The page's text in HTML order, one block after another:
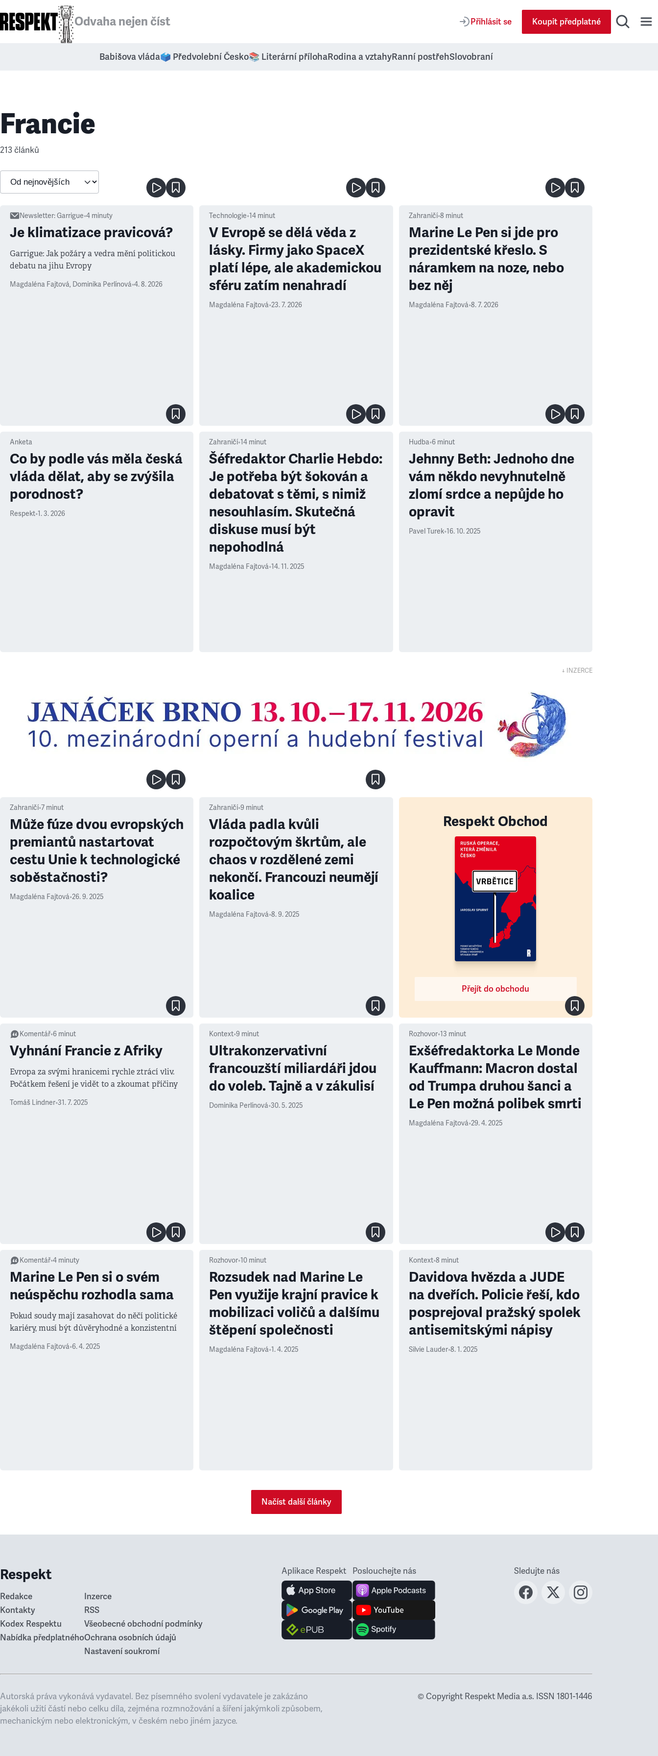
Odvaha nejen číst Přihlásit se Koupit předplatné
Babišova vláda🗳️ Předvolební Česko📚 Literární přílohaRodina a vztahyRanní postřehSlovobraní
Francie
213 článků
Newsletter:Garrigue•4 minuty
Je klimatizace pravicová?
Garrigue: Jak požáry a vedra mění politickou
debatu na jihu Evropy
Magdaléna Fajtová, Dominika Perlínová•4. 8. 2026
Technologie•14 minut
V Evropě se dělá věda z
lásky. Firmy jako SpaceX
platí lépe, ale akademickou
sféru zatím nenahradí
Magdaléna Fajtová•23. 7. 2026
Zahraničí•8 minut
Marine Le Pen si jde pro
prezidentské křeslo. S
náramkem na noze, nebo
bez něj
Magdaléna Fajtová•8. 7. 2026
Anketa
Co by podle vás měla česká
vláda dělat, aby se zvýšila
porodnost?
Respekt•1. 3. 2026
Zahraničí•14 minut
Šéfredaktor Charlie Hebdo:
Je potřeba být šokován a
debatovat s těmi, s nimiž
nesouhlasím. Skutečná
diskuse musí být
nepohodlná
Magdaléna Fajtová•14. 11. 2025
Hudba•6 minut
Jehnny Beth: Jednoho dne
vám někdo nevyhnutelně
zlomí srdce a nepůjde ho
opravit
Pavel Turek•16. 10. 2025
↓ INZERCE
Zahraničí•7 minut
Může fúze dvou evropských
premiantů nastartovat
cestu Unie k technologické
soběstačnosti?
Magdaléna Fajtová•26. 9. 2025
Zahraničí•9 minut
Vláda padla kvůli
rozpočtovým škrtům, ale
chaos v rozdělené zemi
nekončí. Francouzi neumějí
koalice
Magdaléna Fajtová•8. 9. 2025
Respekt Obchod
Přejít do obchodu
Komentář•6 minut
Vyhnání Francie z Afriky
Evropa za svými hranicemi rychle ztrácí vliv.
Počátkem řešení je vidět to a zkoumat příčiny
Tomáš Lindner•31. 7. 2025
Kontext•9 minut
Ultrakonzervativní
francouzští miliardáři jdou
do voleb. Tajně a v zákulisí
Dominika Perlínová•30. 5. 2025
Rozhovor•13 minut
Exšéfredaktorka Le Monde
Kauffmann: Macron dostal
od Trumpa druhou šanci a
Le Pen možná polibek smrti
Magdaléna Fajtová•29. 4. 2025
Komentář•4 minuty
Marine Le Pen si o svém
neúspěchu rozhodla sama
Pokud soudy mají zasahovat do něčí politické
kariéry, musí být důvěryhodné a konzistentní
Magdaléna Fajtová•6. 4. 2025
Rozhovor•10 minut
Rozsudek nad Marine Le
Pen využije krajní pravice k
mobilizaci voličů a dalšímu
štěpení společnosti
Magdaléna Fajtová•1. 4. 2025
Kontext•8 minut
Davidova hvězda a JUDE
na dveřích. Policie řeší, kdo
posprejoval pražský spolek
antisemitskými nápisy
Silvie Lauder•8. 1. 2025
Načíst další články
Respekt
Redakce
Kontakty
Kodex Respektu
Nabídka předplatného
Inzerce
RSS
Všeobecné obchodní podmínky
Ochrana osobních údajů
Nastavení soukromí
Aplikace Respekt Poslouchejte nás Sledujte nás
Autorská práva vykonává vydavatel. Bez písemného svolení vydavatele je zakázáno
jakékoli užití částí nebo celku díla, zejména rozmnožování a šíření jakýmkoli způsobem,
mechanickým nebo elektronickým, v českém nebo jiném jazyce.
© Copyright Respekt Media a.s. ISSN 1801-1446